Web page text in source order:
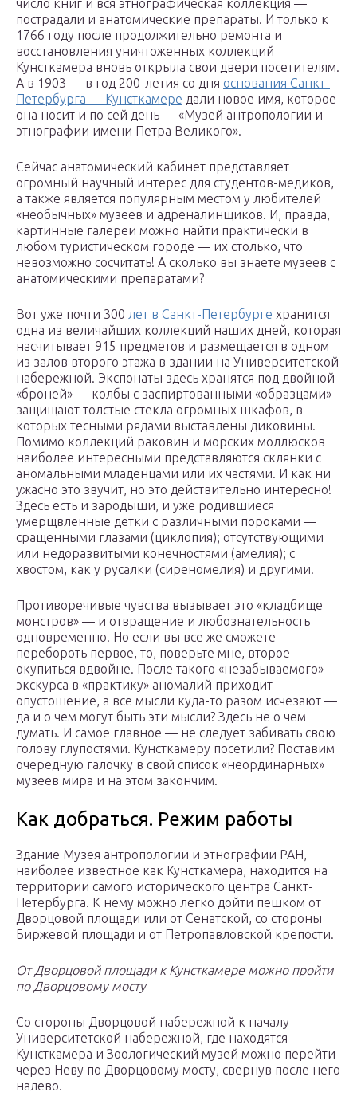
число книг и вся этнографическая коллекция —
пострадали и анатомические препараты. И только к
1766 году после продолжительно ремонта и
восстановления уничтоженных коллекций
Кунсткамера вновь открыла свои двери посетителям.
А в 1903 — в год 200-летия со дня основания Санкт-
Петербурга — Кунсткамере дали новое имя, которое
она носит и по сей день — «Музей антропологии и
этнографии имени Петра Великого».
Сейчас анатомический кабинет представляет
огромный научный интерес для студентов-медиков,
а также является популярным местом у любителей
«необычных» музеев и адреналинщиков. И, правда,
картинные галереи можно найти практически в
любом туристическом городе — их столько, что
невозможно сосчитать! А сколько вы знаете музеев с
анатомическими препаратами?
Вот уже почти 300 лет в Санкт-Петербурге хранится
одна из величайших коллекций наших дней, которая
насчитывает 915 предметов и размещается в одном
из залов второго этажа в здании на Университетской
набережной. Экспонаты здесь хранятся под двойной
«броней» — колбы с заспиртованными «образцами»
защищают толстые стекла огромных шкафов, в
которых тесными рядами выставлены диковины.
Помимо коллекций раковин и морских моллюсков
наиболее интересными представляются склянки с
аномальными младенцами или их частями. И как ни
ужасно это звучит, но это действительно интересно!
Здесь есть и зародыши, и уже родившиеся
умерщвленные детки с различными пороками —
сращенными глазами (циклопия); отсутствующими
или недоразвитыми конечностями (амелия); с
хвостом, как у русалки (сиреномелия) и другими.
Противоречивые чувства вызывает это «кладбище
монстров» — и отвращение и любознательность
одновременно. Но если вы все же сможете
перебороть первое, то, поверьте мне, второе
окупиться вдвойне. После такого «незабываемого»
экскурса в «практику» аномалий приходит
опустошение, а все мысли куда-то разом исчезают —
да и о чем могут быть эти мысли? Здесь не о чем
думать. И самое главное — не следует забивать свою
голову глупостями. Кунсткамеру посетили? Поставим
очередную галочку в свой список «неординарных»
музеев мира и на этом закончим.
Как добраться. Режим работы
Здание Музея антропологии и этнографии РАН,
наиболее известное как Кунсткамера, находится на
территории самого исторического центра Санкт-
Петербурга. К нему можно легко дойти пешком от
Дворцовой площади или от Сенатской, со стороны
Биржевой площади и от Петропавловской крепости.
От Дворцовой площади к Кунсткамере можно пройти
по Дворцовому мосту
Со стороны Дворцовой набережной к началу
Университетской набережной, где находятся
Кунсткамера и Зоологический музей можно перейти
через Неву по Дворцовому мосту, свернув после него
налево.